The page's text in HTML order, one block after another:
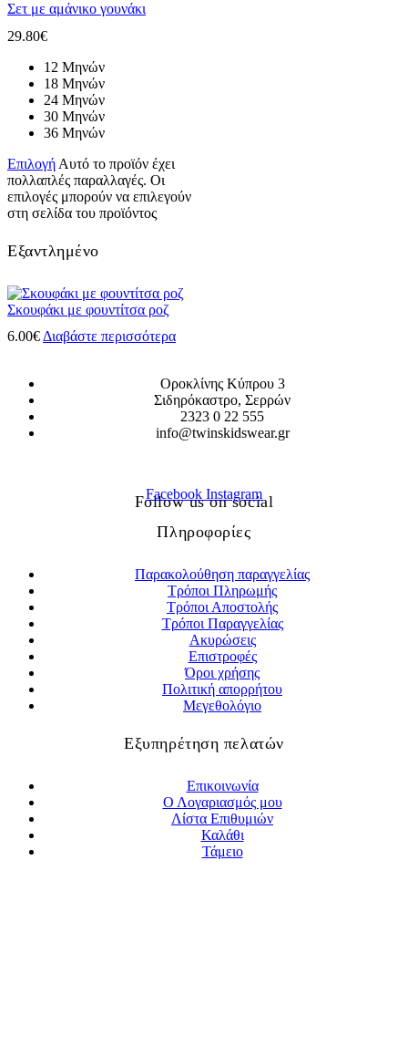
Σετ με αμάνικο γουνάκι
29.80€
12 Μηνών
18 Μηνών
24 Μηνών
30 Μηνών
36 Μηνών
Επιλογή Αυτό το προϊόν έχει
πολλαπλές παραλλαγές. Οι
επιλογές μπορούν να επιλεγούν
στη σελίδα του προϊόντος
Εξαντλημένο
Σκουφάκι με φουντίτσα ροζ
6.00€ Διαβάστε περισσότερα
Οροκλίνης Κύπρου 3
Σιδηρόκαστρο, Σερρών
2323 0 22 555
info@twinskidswear.gr
Follow us on social
Facebook Instagram
Πληροφορίες
Παρακολούθηση παραγγελίας
Τρόποι Πληρωμής
Τρόποι Αποστολής
Τρόποι Παραγγελίας
Ακυρώσεις
Επιστροφές
Όροι χρήσης
Πολιτική απορρήτου
Μεγεθολόγιο
Εξυπηρέτηση πελατών
Επικοινωνία
Ο Λογαριασμός μου
Λίστα Επιθυμιών
Καλάθι
Τάμειο